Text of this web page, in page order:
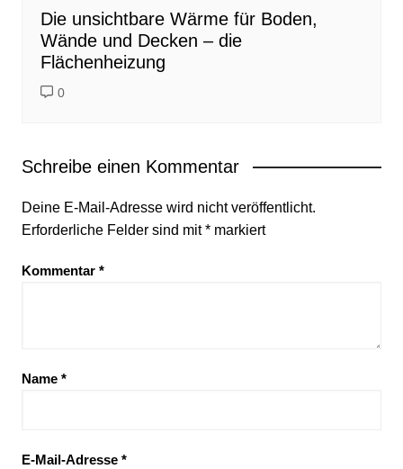
Die unsichtbare Wärme für Boden,
Wände und Decken – die
Flächenheizung
0
Schreibe einen Kommentar
Deine E-Mail-Adresse wird nicht veröffentlicht.
Erforderliche Felder sind mit*markiert
Kommentar *
Name *
E-Mail-Adresse *